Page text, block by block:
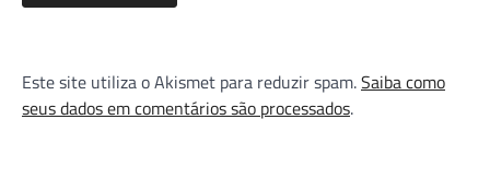
Este site utiliza o Akismet para reduzir spam.Saiba como
seus dados em comentários são processados.